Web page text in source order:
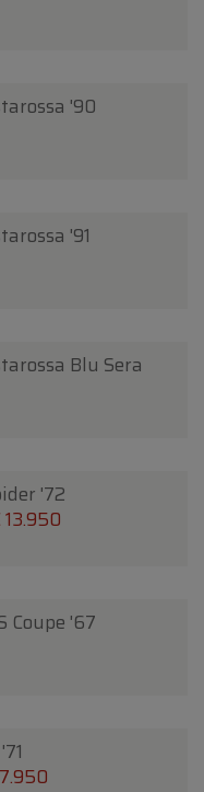
'90
'91
Blu Sera
'72
13.950
Coupe '67